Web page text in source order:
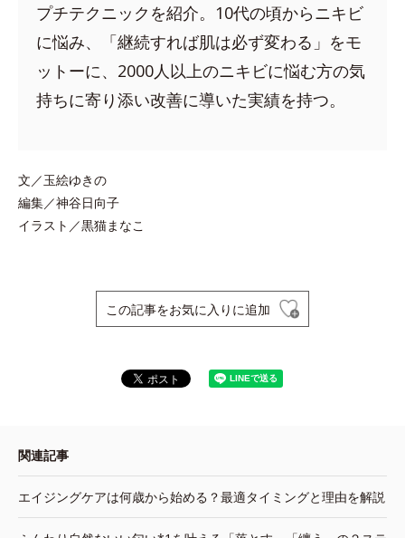
プチテクニックを紹介。10代の頃からニキビ
に悩み、「継続すれば肌は必ず変わる」をモ
ットーに、2000人以上のニキビに悩む方の気
持ちに寄り添い改善に導いた実績を持つ。
文／玉絵ゆきの
編集／神谷日向子
イラスト／黒猫まなこ
この記事をお気に入りに追加
関連記事
エイジングケアは何歳から始める？最適タイミングと理由を解説